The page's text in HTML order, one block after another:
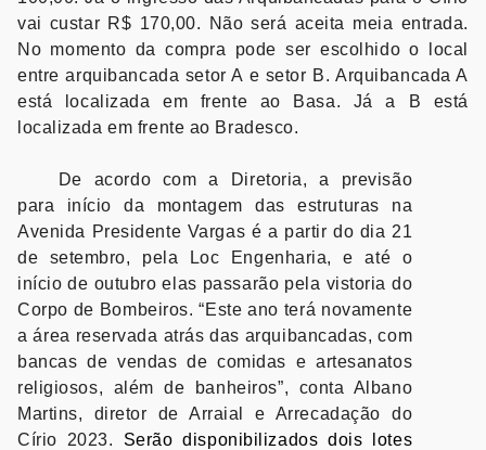
vai custar R$ 170,00. Não será aceita meia entrada.
No momento da compra pode ser escolhido o local
entre arquibancada setor A e setor B. Arquibancada A
está localizada em frente ao Basa. Já a B está
localizada em frente ao Bradesco.
De acordo com a Diretoria, a previsão
para início da montagem das estruturas na
Avenida Presidente Vargas é a partir do dia 21
de setembro, pela Loc Engenharia, e até o
início de outubro elas passarão pela vistoria do
Corpo de Bombeiros. “Este ano terá novamente
a área reservada atrás das arquibancadas, com
bancas de vendas de comidas e artesanatos
religiosos, além de banheiros”, conta Albano
Martins, diretor de Arraial e Arrecadação do
Círio 2023. Serão disponibilizados dois lotes